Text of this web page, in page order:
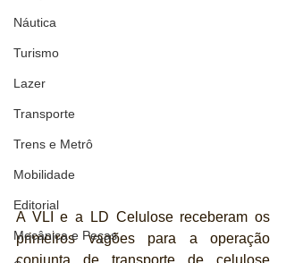
Náutica
Turismo
Lazer
Transporte
Trens e Metrô
Mobilidade
Editorial
Mecânica e Peças
A VLI e a LD Celulose receberam os
primeiros vagões para a operação
conjunta de transporte de celulose